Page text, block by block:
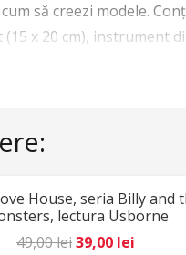
să creezi modele.
x 20 cm), instrument
6 – 10 ani.
strict sub
House, seria Billy and
lectura Usborne
49,00leiPrețul
39,00 lei